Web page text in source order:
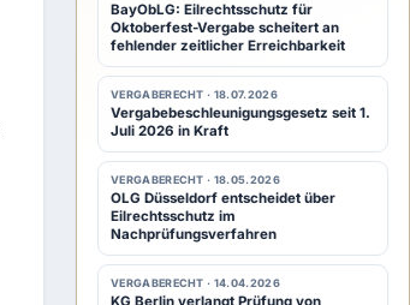
BayObLG: Eilrechtsschutz für
Oktoberfest-Vergabe scheitert an
fehlender zeitlicher Erreichbarkeit
VERGABERECHT · 18.07.2026
Vergabebeschleunigungsgesetz seit 1.
Juli 2026 in Kraft
VERGABERECHT · 18.05.2026
OLG Düsseldorf entscheidet über
Eilrechtsschutz im
Nachprüfungsverfahren
VERGABERECHT · 14.04.2026
KG Berlin verlangt Prüfung von